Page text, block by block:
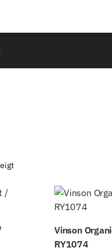
Vinson
RY1074